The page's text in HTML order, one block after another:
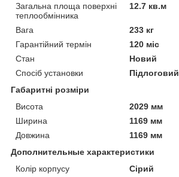
Загальна площа поверхні
теплообмінника
12.7 кв.м
Вага
233 кг
Гарантійний термін
120 міс
Стан
Новий
Спосіб установки
Підлоговий
Габаритні розміри
Висота
2029 мм
Ширина
1169 мм
Довжина
1169 мм
Дополнительные характеристики
Колір корпусу
Сірий